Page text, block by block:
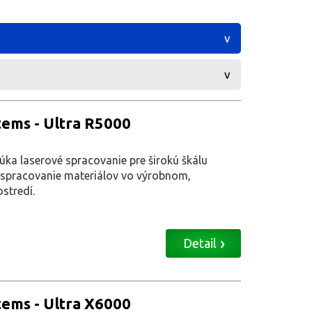
- Ultra R5000
laserové spracovanie pre širokú škálu
materiálov vo výrobnom,
Detail
- Ultra X6000